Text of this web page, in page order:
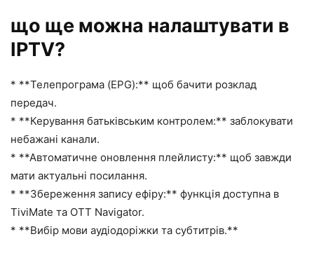
що ще можна налаштувати в
IPTV?
* **Телепрограма (EPG):** щоб бачити розклад
передач.
* **Керування батьківським контролем:** заблокувати
небажані канали.
* **Автоматичне оновлення плейлисту:** щоб завжди
мати актуальні посилання.
* **Збереження запису ефіру:** функція доступна в
TiviMate та OTT Navigator.
* **Вибір мови аудіодоріжки та субтитрів.**